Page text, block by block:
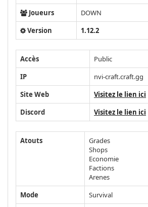
Joueurs
DOWN
Version
1.12.2
Accès
Public
IP
nvi-craft.craft.gg
Site Web
Visitez le lien ici
Discord
Visitez le lien ici
Atouts
Grades
Shops
Economie
Factions
Arenes
Mode
Survival